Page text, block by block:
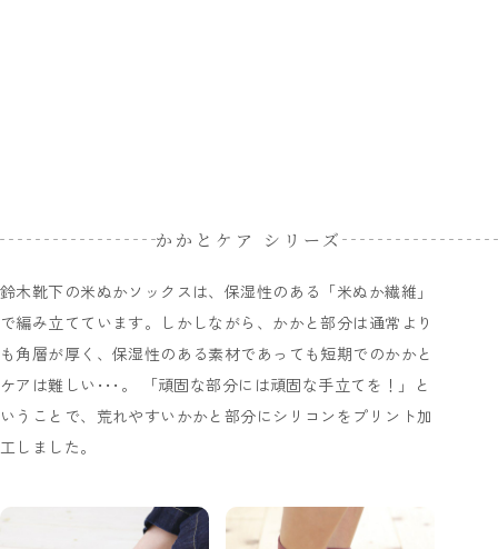
かかとケア シリーズ
鈴木靴下の米ぬかソックスは、保湿性のある「米ぬか繊維」
で編み立てています。しかしながら、かかと部分は通常より
も角層が厚く、保湿性のある素材であっても短期でのかかと
ケアは難しい･･･。 「頑固な部分には頑固な手立てを！」と
いうことで、荒れやすいかかと部分にシリコンをプリント加
工しました。